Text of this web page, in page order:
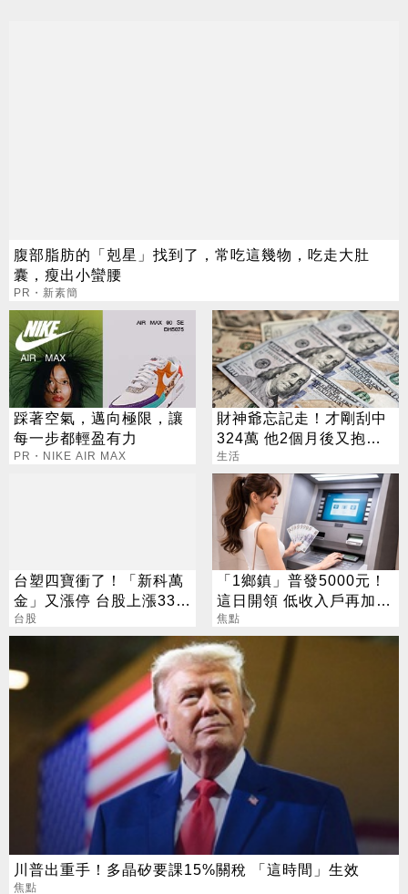
腹部脂肪的「剋星」找到了，常吃這幾物，吃走大肚
囊，瘦出小蠻腰
PR・新素簡
踩著空氣，邁向極限，讓
每一步都輕盈有力
PR・NIKE AIR MAX
財神爺忘記走！才剛刮中
324萬 他2個月後又抱回
3243萬
生活
台塑四寶衝了！「新科萬
金」又漲停 台股上漲330
點
台股
「1鄉鎮」普發5000元！
這日開領 低收入戶再加碼
2000元
焦點
川普出重手！多晶矽要課15%關稅 「這時間」生效
焦點